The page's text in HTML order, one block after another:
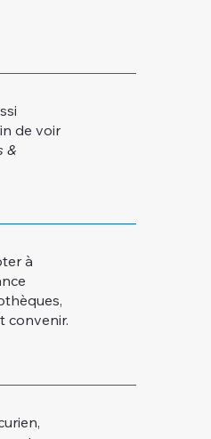
de voir
&
à
convenir.